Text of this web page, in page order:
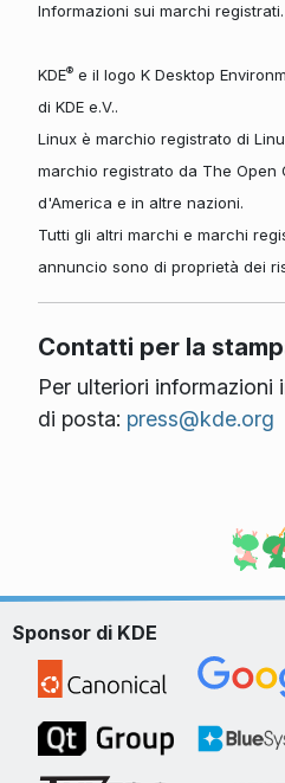
Informazioni sui marchi registrati.
KDE®e il logo K Desktop
di KDE e.V..
Linux è marchio registrato di
marchio registrato da The Open
d'America e in altre nazioni.
Tutti gli altri marchi e marchi
annuncio sono di proprietà dei
Contatti per la
Per ulteriori informazioni
di posta: press@kde.org
Sponsor di KDE